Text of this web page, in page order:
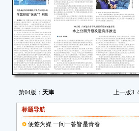
第04版： 天津 上一版3
标题导航
便签为媒 一问一答皆是青春